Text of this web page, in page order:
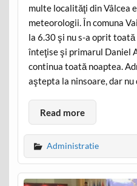
multe localităţi din Vâlcea
meteorologii. În comuna
la 6.30 şi nu s-a oprit
înteţise şi primarul Daniel
continua toată noaptea.
aştepta la ninsoare, dar nu
Read more
Administratie